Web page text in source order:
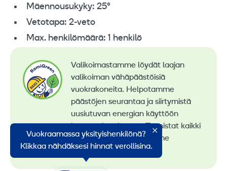
Mäennousukyky: 25°
Vetotapa: 2-veto
Max. henkilömäärä: 1 henkilö
Valikoimastamme löydät laajan
valikoiman vähäpäästöisiä
vuokrakoneita. Helpotamme
päästöjen seurantaa ja siirtymistä
uusiutuvan energian käyttöön
konevuokrauksessa. Tunnistat kaikki
vähäpäästöiset koneemme
RamiGreen-merkistä.
Vuokraamassa yksityishenkilönä?
Klikkaa nähdäksesi hinnat verollisina.